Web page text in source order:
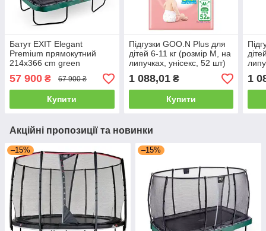
Батут EXIT Elegant
Premium прямокутний
214х366 cm green
57 900 ₴ 67 900 ₴
Купити
Підгузки GOO.N Plus для
дітей 6-11 кг (розмір М, на
липучках, унісекс, 52 шт)
1 088,01₴
Купити
1
Акційні пропозиції та новинки
–15% –15%